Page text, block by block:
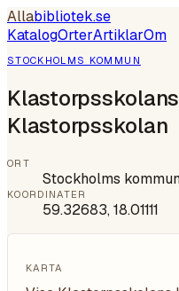
Allabibliotek.se
KatalogOrterArtiklarOm
STOCKHOLMS KOMMUN
Klastorpsskolan
ORT
Stockholms
KOORDINATER
59.32683,18.01111
KARTA